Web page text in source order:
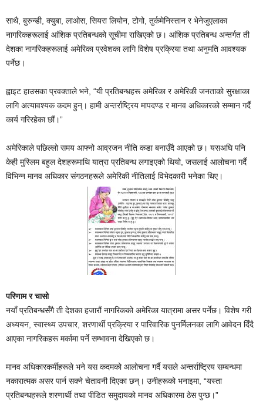
साथै, बुरुन्डी, क्युबा, लाओस, सियरा लियोन, टोगो, तुर्कमेनिस्तान र भेनेजुएलाका
नागरिकहरूलाई आंशिक प्रतिबन्धको सूचीमा राखिएको छ। आंशिक प्रतिबन्ध अन्तर्गत ती
देशका नागरिकहरूलाई अमेरिका प्रवेशका लागि विशेष प्रक्रिया तथा अनुमति आवश्यक
पर्नेछ।
ह्वाइट हाउसका प्रवक्ताले भने, “यी प्रतिबन्धहरू अमेरिका र अमेरिकी जनताको सुरक्षाका
लागि अत्यावश्यक कदम हुन्। हामी अन्तर्राष्ट्रिय मापदण्ड र मानव अधिकारको सम्मान गर्दै
कार्य गरिरहेका छौं।”
अमेरिकाले पछिल्लो समय आफ्नो आव्रजन नीति कडा बनाउँदै आएको छ। यसअघि पनि
केही मुस्लिम बहुल देशहरूमाथि यात्रा प्रतिबन्ध लगाइएको थियो, जसलाई आलोचना गर्दै
विभिन्न मानव अधिकार संगठनहरूले अमेरिकी नीतिलाई विभेदकारी भनेका थिए।
परिणाम र चासो
नयाँ प्रतिबन्धसँगै ती देशका हजारौं नागरिकको अमेरिका यात्रामा असर पर्नेछ। विशेष गरी
अध्ययन, स्वास्थ्य उपचार, शरणार्थी प्रक्रिया र पारिवारिक पुनर्मिलनका लागि आवेदन दिँदै
आएका नागरिकहरू मर्कामा पर्ने सम्भावना देखिएको छ।
मानव अधिकारकर्मीहरूले भने यस कदमको आलोचना गर्दै यसले अन्तर्राष्ट्रिय सम्बन्धमा
नकारात्मक असर पार्न सक्ने चेतावनी दिएका छन्। उनीहरूको भनाइमा, “यस्ता
प्रतिबन्धहरूले शरणार्थी तथा पीडित समुदायको मानव अधिकारमा ठेस पुग्छ।”